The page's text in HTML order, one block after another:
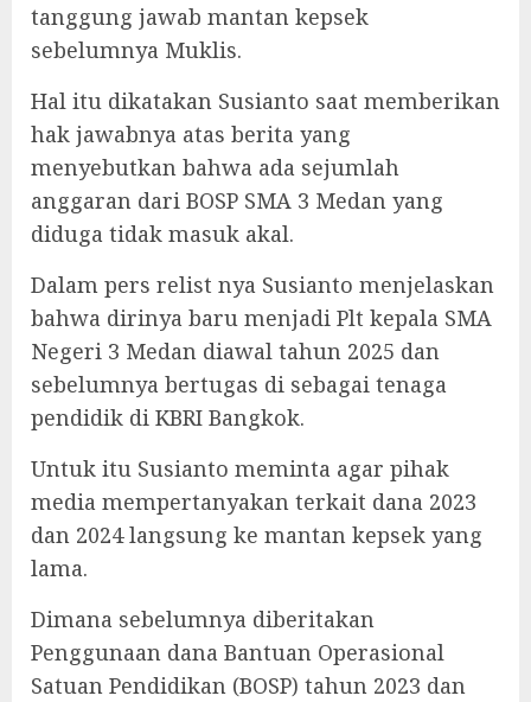
tanggung jawab mantan kepsek
sebelumnya Muklis.
Hal itu dikatakan Susianto saat memberikan
hak jawabnya atas berita yang
menyebutkan bahwa ada sejumlah
anggaran dari BOSP SMA 3 Medan yang
diduga tidak masuk akal.
Dalam pers relist nya Susianto menjelaskan
bahwa dirinya baru menjadi Plt kepala SMA
Negeri 3 Medan diawal tahun 2025 dan
sebelumnya bertugas di sebagai tenaga
pendidik di KBRI Bangkok.
Untuk itu Susianto meminta agar pihak
media mempertanyakan terkait dana 2023
dan 2024 langsung ke mantan kepsek yang
lama.
Dimana sebelumnya diberitakan
Penggunaan dana Bantuan Operasional
Satuan Pendidikan (BOSP) tahun 2023 dan